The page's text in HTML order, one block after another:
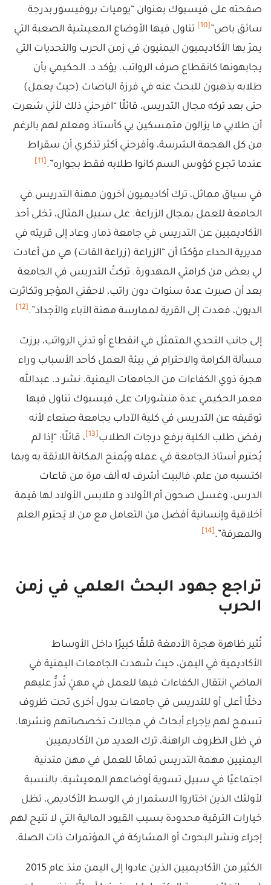
صفحته على فيسبوك بعنوان “يوميات بروفيسور بدرجة
سائق باص” [10]
تناول فيها الأوضاع المعيشية الصعبة التي
يمرّ بها الأكاديميون اليمنيون في زمن الحرب والتحديات التي
يجابهونها كانقطاع صرف الرواتب. يؤكد د. الحكيمي بأن
طلابه يذهبون للبحث عنه في فرزة الباصات (حيث يعمل)
حتى بعد تركه مجال التدريس، قائلًا “افرحني ذلك لأني شعرت
أن طلابي ما يزالون متمسكين بي كأستاذ ومعلم لهم بالرغم
من كل الهجمة الشرسة، وأفرحني أكثر تذكري أن سقراط
عندما تجرع كؤوس السم كانوا طلابه فقط بجواره”. [11]
في سياق مماثل، ترك أكاديميون آخرون مهنة التدريس في
الجامعة للعمل بمجال الزراعة. على سبيل المثال، تخلى أحد
الأكاديميين عن التدريس في جامعة ذمار، وعاد إلى قريته في
مديرية الحداء مؤكدًا أن “الزراعة (زراعة القات) هي من أعادت
لي بعض من كرامتي المهدورة. تركتُ التدريس في الجامعة
بعد أن صبرت عدة سنوات دون راتب، لاحقني المؤجر وتكاثرت
الديون، فعدت إلى القرية لممارسة مهنة الآباء والأجداد”. [12]
إلى جانب التحدي المتمثل في انقطاع أو تدني الرواتب، برزت
مسألة الكرامة والاحترام في بيئة العمل كأحد الأسباب وراء
هجرة ذوي الكفاءات من الجامعات اليمنية. نشر د. عبدالله
معمر الحكيمي عدة منشورات على فيسبوك تناول فيها
توقيفه عن التدريس في كلية الآداب بجامعة صنعاء لأنه
رفض طلب الكلية برفع درجات الطلاب [13]
، قائلًا: “إذا لم
يُحترم أستاذ الجامعة في عمله ويُمنح المكانة اللائقة به وبما
اكتسبه من علم، فالبيت أشرف له ألف مرة من قاعات
الدرس، وغسل صحون أم الأولاد و ملابس الأولاد لها قيمة
أخلاقية وإنسانية أفضل من التعامل مع من لا يَحترم العلم
والمعرفة”. [14]
تراجع جهود البحث العلمي في زمن
الحرب
تُثير ظاهرة هجرة الأدمغة قلقًا كبيرًا داخل الأوساط
الأكاديمية في اليمن، حيث شهدت الجامعات اليمنية في
الماضي انتقال الكفاءات فيها للعمل في مهنٍ تُدرُّ عليهم
دخلًا أعلى أو للتدريس في جامعات بدول أخرى تحت ظروف
تسمح لهم بإجراء أبحاث في مجالات تخصصاتهم ونشرها.
في ظل الظروف الراهنة، ترك العديد من الأكاديميين
اليمنيين مهمة التدريس تمامًا للعمل في مهن متدنية
اجتماعيًا في سبيل تسوية أوضاعهم المعيشية. بالنسبة
لأولئك الذين اختاروا الاستمرار في الوسط الأكاديمي، تظل
خيارات الترقية محدودة بسبب القيود المالية التي لا تتيح لهم
إجراء ونشر البحوث أو المشاركة في المؤتمرات ذات الصلة.
الكثير من الأكاديميين الذين عادوا إلى اليمن منذ عام 2015